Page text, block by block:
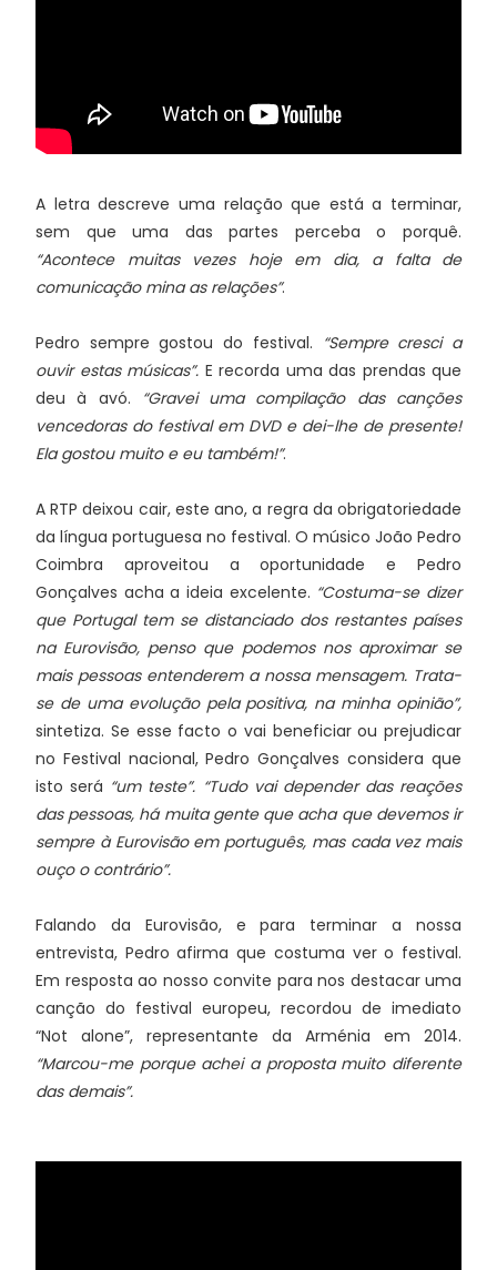
A letra descreve uma relação que está a terminar,
sem que uma das partes perceba o porquê.
“Acontece muitas vezes hoje em dia, a falta de
comunicação mina as relações”.
Pedro sempre gostou do festival. “Sempre cresci a
ouvir estas músicas”. E recorda uma das prendas que
deu à avó.
“Gravei uma compilação das canções
vencedoras do festival em DVD e dei-lhe de presente!
Ela gostou muito e eu também!”.
A RTP deixou cair, este ano, a regra da obrigatoriedade
da língua portuguesa no festival. O músico João Pedro
Coimbra aproveitou a oportunidade e Pedro
Gonçalves acha a ideia excelente. “Costuma-se dizer
que Portugal tem se distanciado dos restantes países
na Eurovisão, penso que podemos nos aproximar se
mais pessoas entenderem a nossa mensagem. Trata-
se de uma evolução pela positiva, na minha opinião”,
sintetiza. Se esse facto o vai beneficiar ou prejudicar
no Festival nacional, Pedro Gonçalves considera que
isto será “um teste”. “Tudo vai depender das reações
das pessoas, há muita gente que acha que devemos ir
sempre à Eurovisão em português, mas cada vez mais
ouço o contrário”.
Falando da Eurovisão, e para terminar a nossa
entrevista, Pedro afirma que costuma ver o festival.
Em resposta ao nosso convite para nos destacar uma
canção do festival europeu, recordou de imediato
“Not alone”, representante da Arménia em 2014.
“Marcou-me porque achei a proposta muito diferente
das demais”.